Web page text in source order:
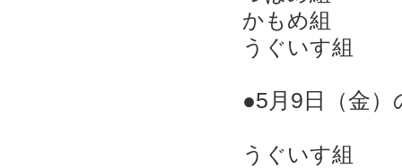
かもめ組
うぐいす組
●5月9 日（金）
うぐいす組